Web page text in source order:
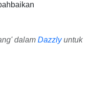
dalam Dazzlyuntuk